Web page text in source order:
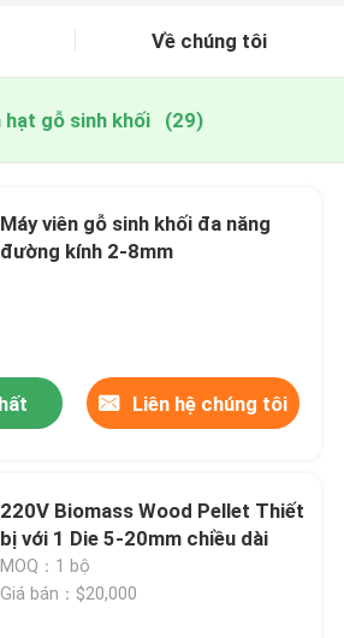
Về chúng tôi
hạt gỗ sinh khối (29)
Máy viên gỗ sinh khối đa năng
đường kính 2-8mm
Liên hệ chúng tôi
220V Biomass Wood Pellet Thiết
bị với 1 Die 5-20mm chiều dài
MOQ：1 bộ
Giá bán：$20,000